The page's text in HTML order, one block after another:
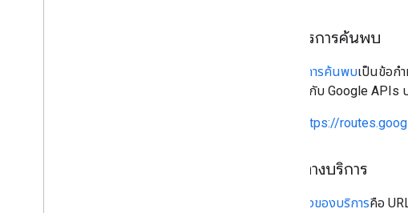
เอกสารการค้นพบ
เอกสารการค้นพบเป็นข้อก
ที่โต้ตอบกับ Google APIs
https://
ปลายทางบริการ
ปลายทางของบริการคือ